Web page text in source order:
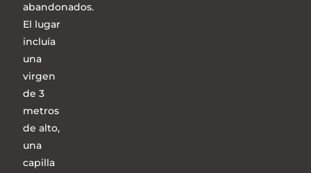
abandonados.
El lugar
incluía
una
virgen
de 3
metros
de alto,
una
capilla